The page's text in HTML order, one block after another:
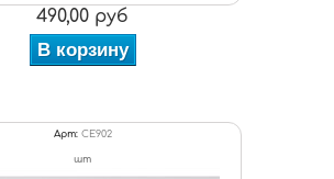
490,00 руб
В корзину
Арт: CE902
шт